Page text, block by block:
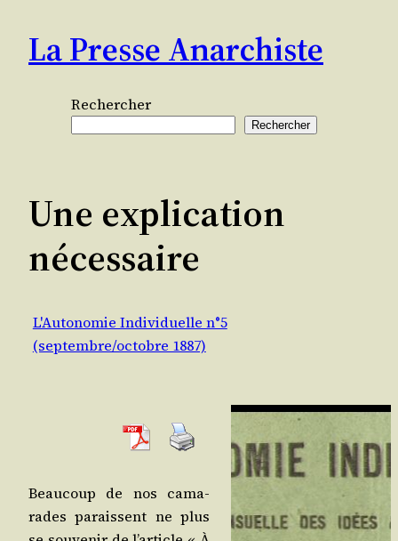
contenu
La Presse Anarchiste
Rechercher
Rechercher
Une explication
nécessaire
L'Autonomie Individuelle n°5
(septembre/octobre 1887)
Beau­coup de nos cama­
rades paraissent ne plus